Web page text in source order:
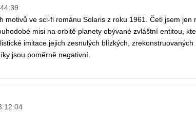
motivů ve sci-fi románu Solaris z roku 1961. Četl jsem jen
misi na orbitě planety obývané zvláštní entitou,
imitace jejich zesnulých blízkých, zrekonstruovaných
jsou poměrně negativní.